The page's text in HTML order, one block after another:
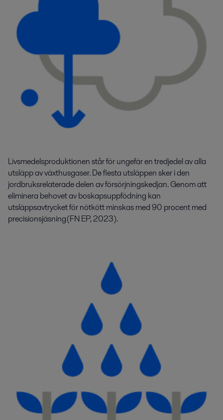
Livsmedelsproduktionenstår förungefär en tredjedel av alla
utsläpp av växthusgaser.De flesta utsläppenskeri den
jordbruksrelaterade delen avförsörjningskedjan.Genom att
eliminera behovetav boskapsuppfödning kan
utsläppsavtrycketför nötköttminskas med 90 procentmed
precisionsjäsning(FNEP, 2023).